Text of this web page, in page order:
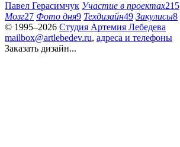
Павел Герасимчук Участие в проектах215
Мозг27 Фото дня9 Техдизайн49 Закулисы8
© 1995–2026 Студия Артемия Лебедева
mailbox@artlebedev.ru, адреса и телефоны
Заказать дизайн...